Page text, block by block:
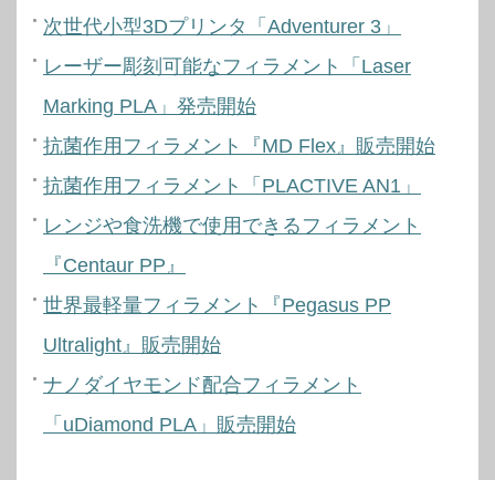
次世代小型3Dプリンタ「Adventurer 3」
レーザー彫刻可能なフィラメント「Laser
Marking PLA」発売開始
抗菌作用フィラメント『MD Flex』販売開始
抗菌作用フィラメント「PLACTIVE AN1」
レンジや食洗機で使用できるフィラメント
『Centaur PP』
世界最軽量フィラメント『Pegasus PP
Ultralight』販売開始
ナノダイヤモンド配合フィラメント
「uDiamond PLA」販売開始